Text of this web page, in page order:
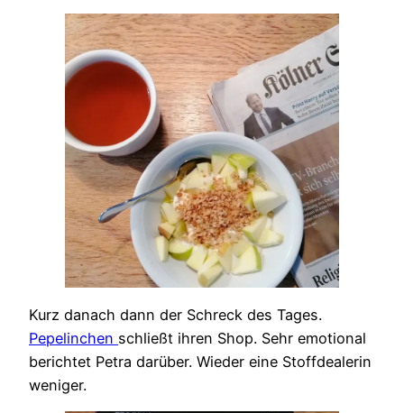
Kurz danach dann der Schreck des Tages.
Pepelinchen schließt ihren Shop. Sehr emotional
berichtet Petra darüber. Wieder eine Stoffdealerin
weniger.